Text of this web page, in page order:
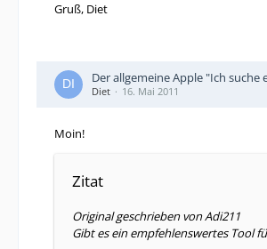
Gruß, Diet
Der allgemeine Apple "Ich suche
Diet 16. Mai 2011
Moin!
Zitat
Original geschrieben von Adi211
Gibt es ein empfehlenswertes Tool